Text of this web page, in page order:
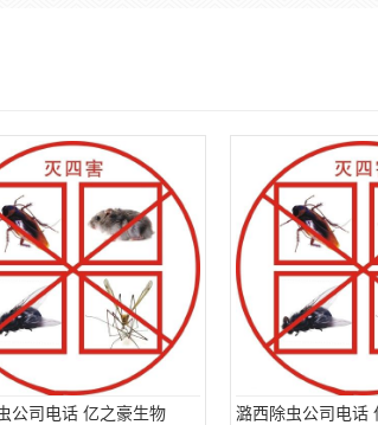
公司电话 亿之豪生物 潞西除虫公司电话